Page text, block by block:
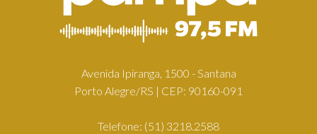
Avenida Ipiranga, 1500 - Santana
Porto Alegre/RS | CEP: 90160-091
Telefone: (51) 3218.2588